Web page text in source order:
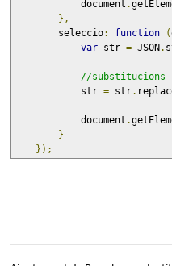
            document
.
},
        seleccio
: function (
var str = JSON.
//substitucions
            str
= str.
            document
.
}
});